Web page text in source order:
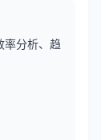
率分析、趋